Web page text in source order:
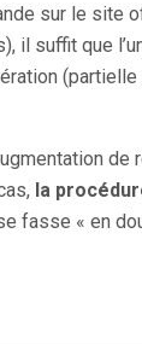
sur le site
il suffit que
de
la
fasse « en